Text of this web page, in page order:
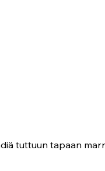
tuttuun tapaan